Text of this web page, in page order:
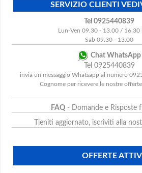
SERVIZIO CLIENTI
Tel 0925440839
Lun-Ven 09.30 - 13.00 / 16.30
Sab 09.30 - 13.00
Chat WhatsApp
Tel 0925440839
invia un messaggio Whatsapp al numero
Cognome per ricevere le nostre
FAQ- Domande e Risposte
Tieniti aggiornato, iscriviti alla
OFFERTE